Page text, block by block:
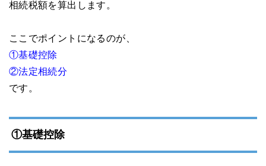
相続税額を算出します。
ここでポイントになるのが、
①基礎控除
②法定相続分
です。
①基礎控除